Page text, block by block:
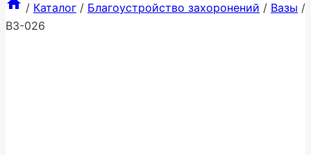
/ Каталог / Благоустройство захоронений / Вазы /
ВЗ-026